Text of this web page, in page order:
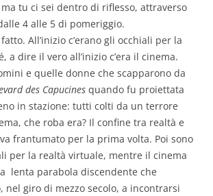
tu ci sei dentro di riflesso, attraverso
4 alle 5 di pomeriggio.
All’inizio c’erano gli occhiali per la
a dire il vero all’inizio c’era il cinema.
e quelle donne che scapparono da
des Capucines quando fu proiettata
in stazione: tutti colti da un terrore
che roba era? Il confine tra realtà e
frantumato per la prima volta. Poi sono
per la realtà virtuale, mentre il cinema
lenta parabola discendente che
nel giro di mezzo secolo, a incontrarsi